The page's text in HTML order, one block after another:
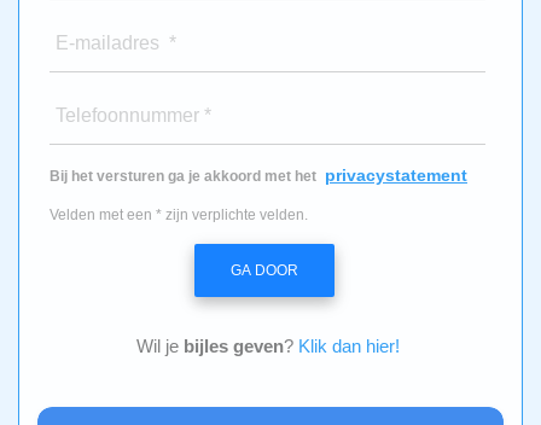
E-mailadres *
Telefoonnummer *
Bij het versturen ga je akkoord met het privacystatement
Velden met een * zijn verplichte velden.
GA DOOR
Wil je bijles geven? Klik dan hier!